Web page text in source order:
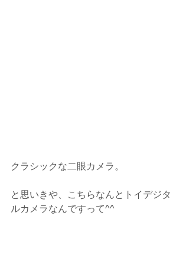
クラシックな二眼カメラ。
と思いきや、こちらなんとトイデジタ
ルカメラなんですって^^